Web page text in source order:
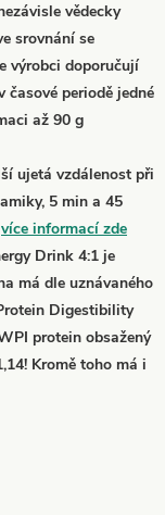
vědecky
srovnání se
výrobci doporučují
periodě jedné
až 90 g
ujetá vzdálenost při
5 min a 45
více informací zde
Drink 4:1 je
má dle uznávaného
Digestibility
protein obsažený
Kromě toho má i